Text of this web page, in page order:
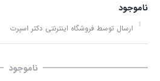
ناموجود
ارسال توسط فروشگاه اینترنتی دکتر اسپرت
ناموجود